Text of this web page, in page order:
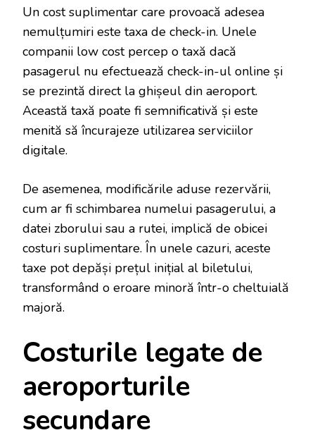
Un cost suplimentar care provoacă adesea
nemulțumiri este taxa de check-in. Unele
companii low cost percep o taxă dacă
pasagerul nu efectuează check-in-ul online și
se prezintă direct la ghișeul din aeroport.
Această taxă poate fi semnificativă și este
menită să încurajeze utilizarea serviciilor
digitale.
De asemenea, modificările aduse rezervării,
cum ar fi schimbarea numelui pasagerului, a
datei zborului sau a rutei, implică de obicei
costuri suplimentare. În unele cazuri, aceste
taxe pot depăși prețul inițial al biletului,
transformând o eroare minoră într-o cheltuială
majoră.
Costurile legate de
aeroporturile
secundare